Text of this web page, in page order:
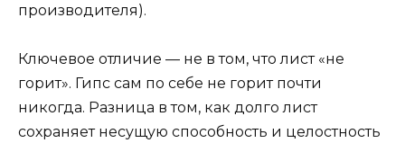
производителя).
Ключевое отличие — не в том, что лист «не
горит». Гипс сам по себе не горит почти
никогда. Разница в том, как долго лист
сохраняет несущую способность и целостность